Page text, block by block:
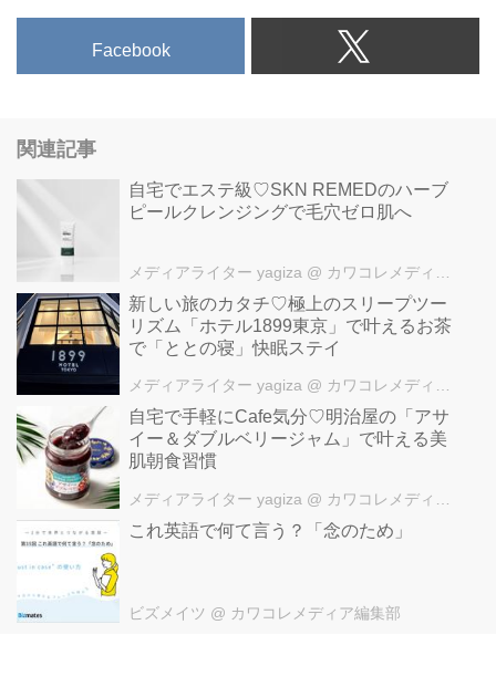
Facebook
関連記事
自宅でエステ級♡SKN REMEDのハーブ
ピールクレンジングで毛穴ゼロ肌へ
メディアライター yagiza @ カワコレメディア編集部
新しい旅のカタチ♡極上のスリープツー
リズム「ホテル1899東京」で叶えるお茶
で「ととの寝」快眠ステイ
メディアライター yagiza @ カワコレメディア編集部
自宅で手軽にCafe気分♡明治屋の「アサ
イー＆ダブルベリージャム」で叶える美
肌朝食習慣
メディアライター yagiza @ カワコレメディア編集部
これ英語で何て言う？「念のため」
ビズメイツ @ カワコレメディア編集部